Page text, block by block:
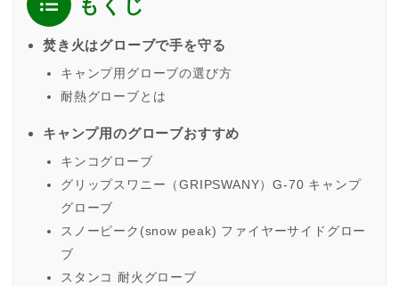
もくじ
焚き火はグローブで手を守る
キャンプ用グローブの選び方
耐熱グローブとは
キャンプ用のグローブおすすめ
キンコグローブ
グリップスワニー（GRIPSWANY）G-70 キャンプ
グローブ
スノーピーク(snow peak) ファイヤーサイドグロー
ブ
スタンコ 耐火グローブ